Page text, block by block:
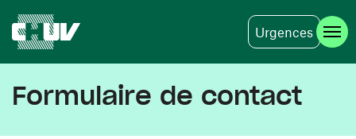
Urgences
Formulaire de contact